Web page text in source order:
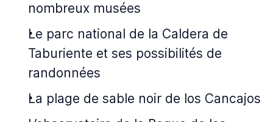
nombreux musées
Le parc national de la Caldera de
Taburiente et ses possibilités de
randonnées
La plage de sable noir de los Cancajos